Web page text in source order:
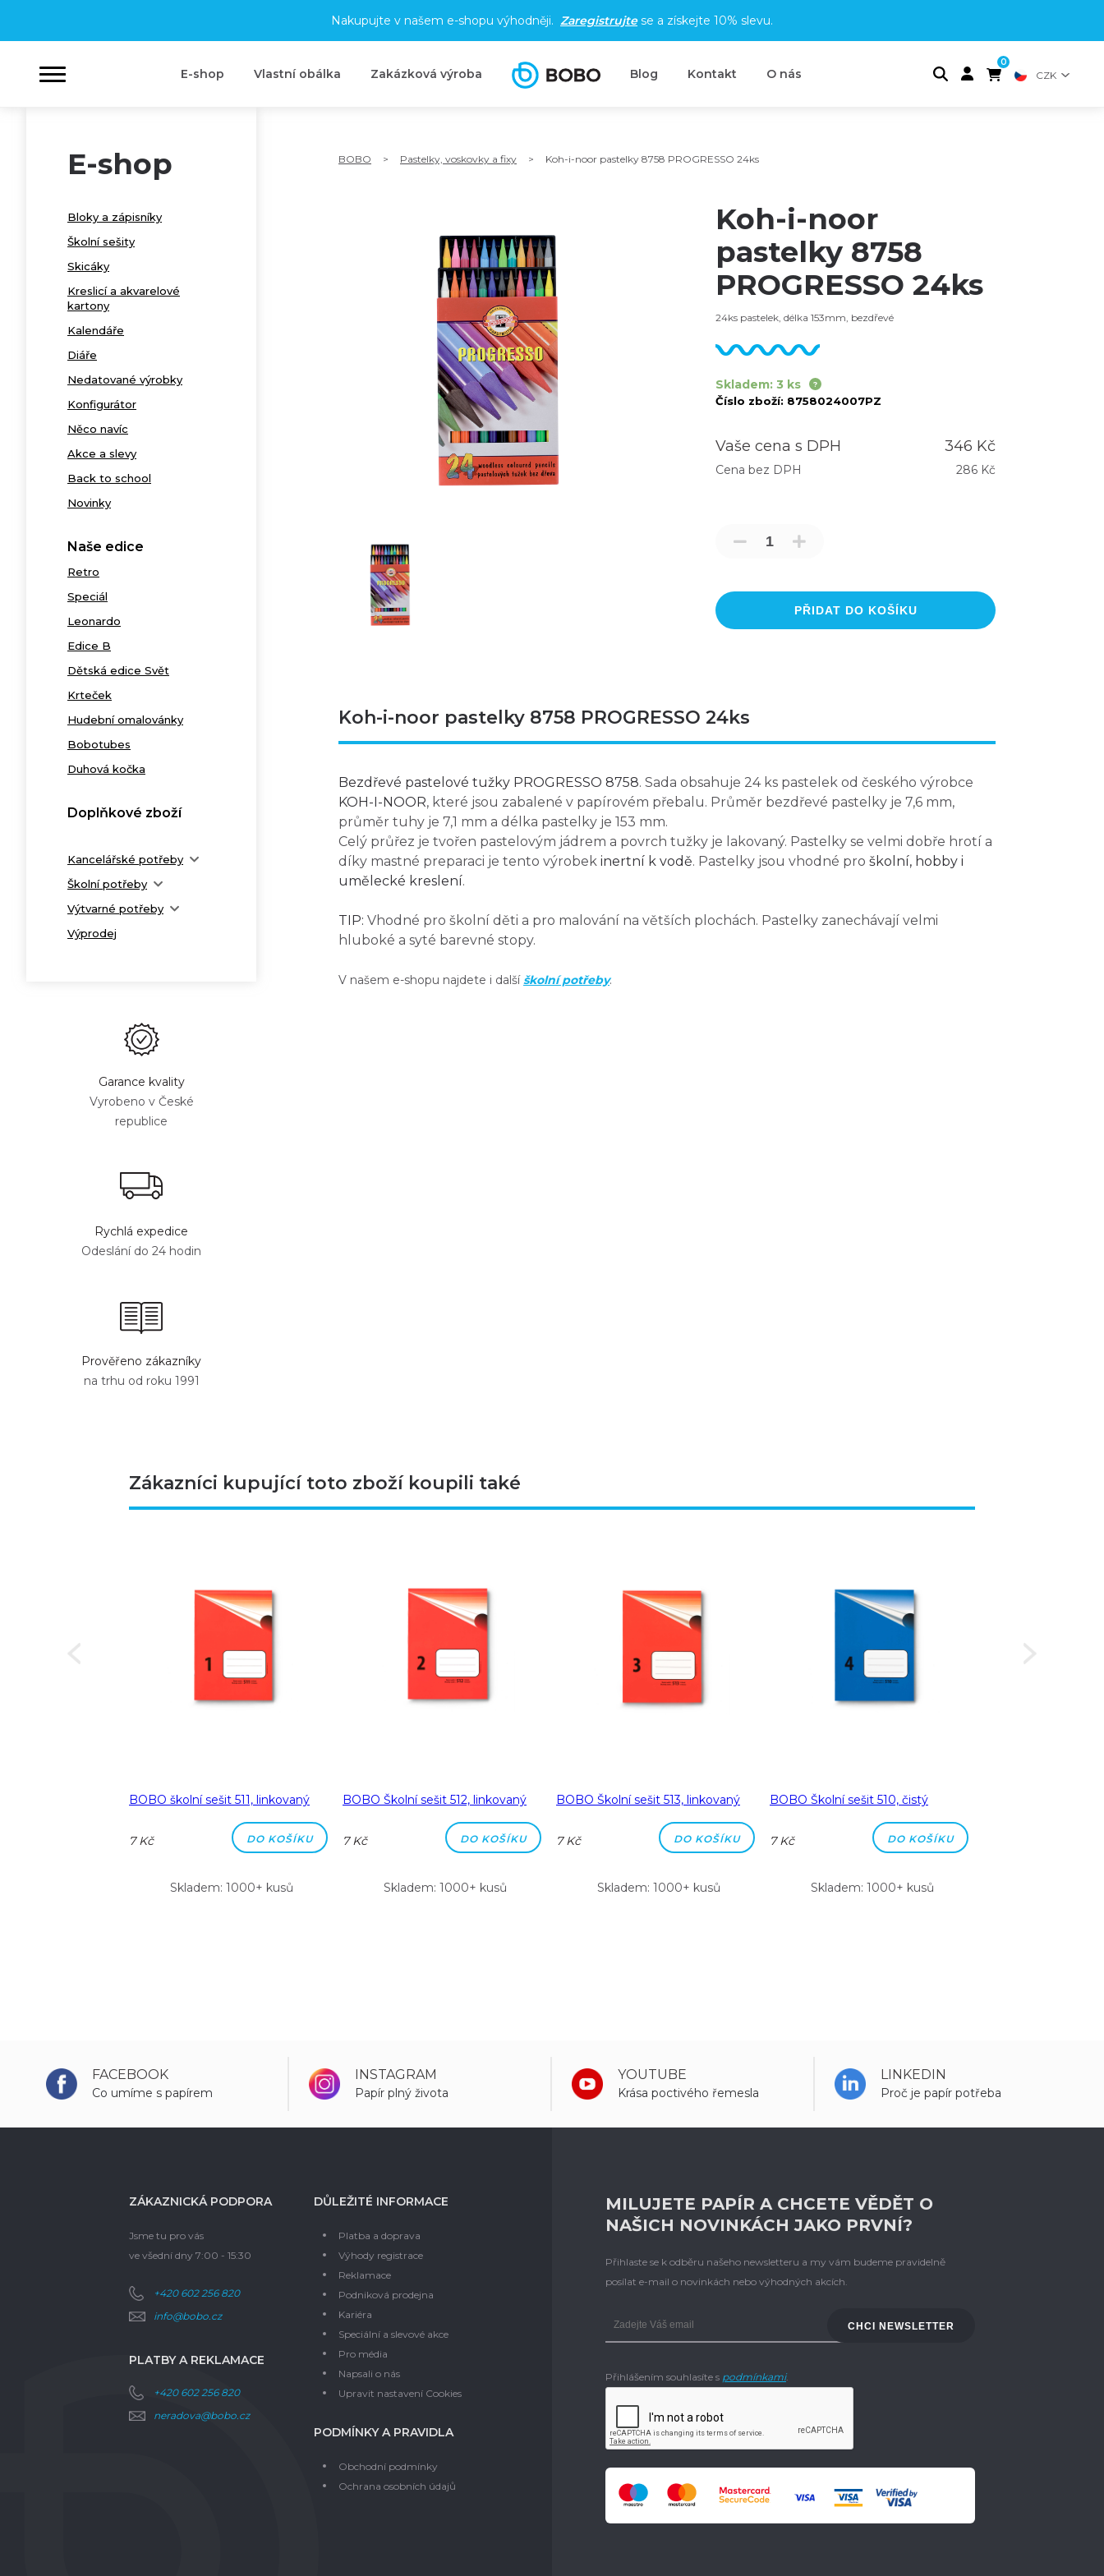
Nakupujte v našem e-shopu výhodněji. Zaregistrujtese a získejte 10% slevu.
E-shop Vlastní obálka Zakázková výroba Blog Kontakt O nás
0
CZK
E-shop
Bloky a zápisníky
Školní sešity
Skicáky
Kreslicí a akvarelové
kartony
Kalendáře
Diáře
Nedatované výrobky
Konfigurátor
Něco navíc
Akce a slevy
Back to school
Novinky
Naše edice
Retro
Speciál
Leonardo
Edice B
Dětská edice Svět
Krteček
Hudební omalovánky
Bobotubes
Duhová kočka
Doplňkové zboží
Kancelářské potřeby
Školní potřeby
Výtvarné potřeby
Výprodej
Garance kvality
Vyrobeno v České
republice
Rychlá expedice
Odeslání do 24 hodin
Prověřeno zákazníky
na trhu od roku 1991
BOBO > Pastelky, voskovky a fixy > Koh-i-noor pastelky 8758 PROGRESSO 24ks
Koh-i-noor
pastelky 8758
PROGRESSO 24ks
24ks pastelek, délka 153mm, bezdřevé
Skladem: 3 ks
Číslo zboží: 8758024007PZ
Vaše cena s DPH 346 Kč
Cena bez DPH 286 Kč
PŘIDAT DO KOŠÍKU
Koh-i-noor pastelky 8758 PROGRESSO 24ks
Bezdřevé pastelové tužky PROGRESSO 8758. Sada obsahuje 24 ks pastelek od českého výrobce
KOH-I-NOOR, které jsou zabalené v papírovém přebalu. Průměr bezdřevé pastelky je 7,6 mm,
průměr tuhy je 7,1 mm a délka pastelky je 153 mm.
Celý průřez je tvořen pastelovým jádrem a povrch tužky je lakovaný. Pastelky se velmi dobře hrotí a
díky mastné preparaci je tento výrobek inertní k vodě. Pastelky jsou vhodné pro školní, hobby i
umělecké kreslení.
TIP: Vhodné pro školní děti a pro malování na větších plochách. Pastelky zanechávají velmi
hluboké a syté barevné stopy.
V našem e-shopu najdete i dalšíškolní potřeby.
Zákazníci kupující toto zboží koupili také
BOBO školní sešit 511, linkovaný
7 Kč DO KOŠÍKU
Skladem: 1000+ kusů
BOBO Školní sešit 512, linkovaný
7 Kč DO KOŠÍKU
Skladem: 1000+ kusů
BOBO Školní sešit 513, linkovaný
7 Kč DO KOŠÍKU
Skladem: 1000+ kusů
BOBO Školní sešit 510, čistý
7 Kč DO KOŠÍKU
Skladem: 1000+ kusů
Next
FACEBOOK
Co umíme s papírem
INSTAGRAM
Papír plný života
YOUTUBE
Krása poctivého řemesla
LINKEDIN
Proč je papír potřeba
ZÁKAZNICKÁ PODPORA
Jsme tu pro vás
ve všední dny 7:00 - 15:30
+420 602 256 820
info@bobo.cz
PLATBY A REKLAMACE
+420 602 256 820
neradova@bobo.cz
DŮLEŽITÉ INFORMACE
Platba a doprava
Výhody registrace
Reklamace
Podniková prodejna
Kariéra
Speciální a slevové akce
Pro média
Napsali o nás
Upravit nastavení Cookies
PODMÍNKY A PRAVIDLA
Obchodní podmínky
Ochrana osobních údajů
MILUJETE PAPÍR A CHCETE VĚDĚT O
NAŠICH NOVINKÁCH JAKO PRVNÍ?
Přihlaste se k odběru našeho newsletteru a my vám budeme pravidelně
posílat e-mail o novinkách nebo výhodných akcích.
CHCI NEWSLETTER
Přihlášením souhlasíte s podmínkami.